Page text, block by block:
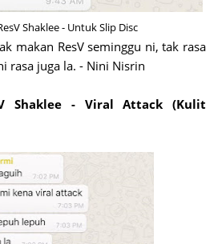
Shaklee - Untuk Slip Disc
makan ResV seminggu ni, tak rasa
rasa juga la. - Nini Nisrin
Shaklee - Viral Attack (Kulit